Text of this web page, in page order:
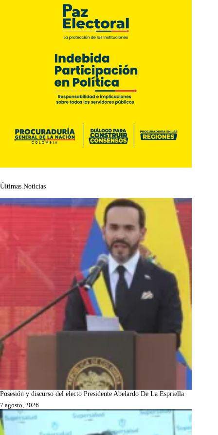
Últimas Noticias
Posesión y discurso del electo Presidente Abelardo De La Espriella
7 agosto, 2026